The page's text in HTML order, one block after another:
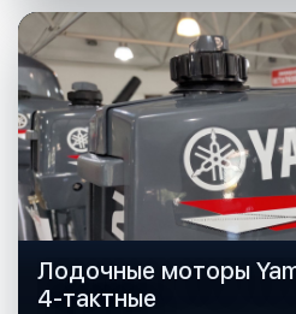
Лодочные моторы
4-тактные